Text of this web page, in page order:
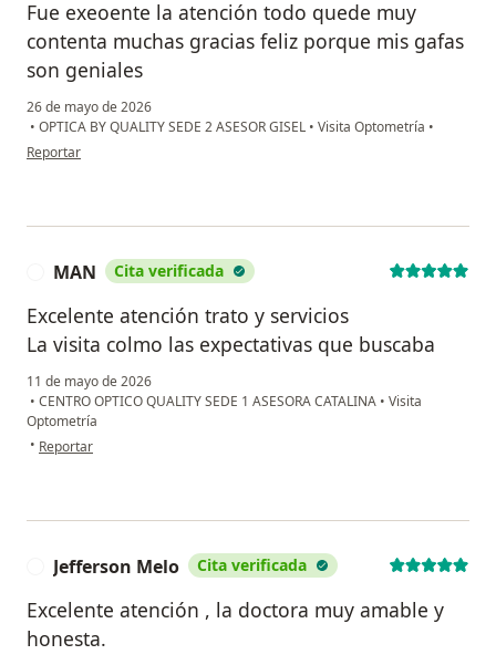
Fue exeoente la atención todo quede muy
contenta muchas gracias feliz porque mis gafas
son geniales
26 de mayo de 2026
• OPTICA BY QUALITY SEDE 2 ASESOR GISEL • Visita Optometría •
en opinión del usuario Amilbia
Reportar
MAN Cita verificada
Excelente atención trato y servicios
La visita colmo las expectativas que buscaba
11 de mayo de 2026
• CENTRO OPTICO QUALITY SEDE 1 ASESORA CATALINA • Visita
Optometría
• en opinión del usuario MAN
Reportar
Jefferson Melo Cita verificada
Excelente atención , la doctora muy amable y
honesta.